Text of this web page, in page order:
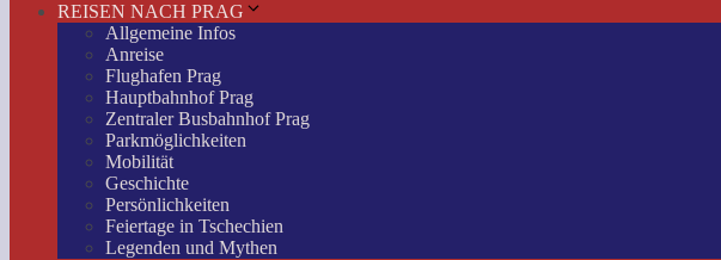
REISEN NACH PRAG
Allgemeine Infos
Anreise
Flughafen Prag
Hauptbahnhof Prag
Zentraler Busbahnhof Prag
Parkmöglichkeiten
Mobilität
Geschichte
Persönlichkeiten
Feiertage in Tschechien
Legenden und Mythen